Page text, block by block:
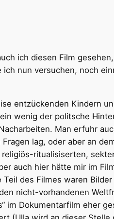
ich diesen Film
nun versuchen, noch
entzückenden Kindern
wenig der politsche
Man erfuhr
lag, oder aber an
ritualisiserten,
auch hier hätte mir im
des Filmes waren
nicht-vorhandenen
im Dokumentarfilm eher